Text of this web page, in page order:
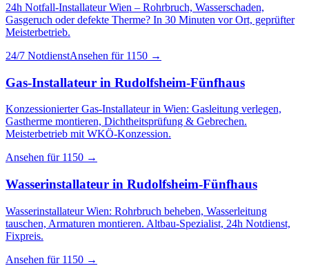
24h Notfall-Installateur Wien – Rohrbruch, Wasserschaden,
Gasgeruch oder defekte Therme? In 30 Minuten vor Ort, geprüfter
Meisterbetrieb.
24/7 NotdienstAnsehen für 1150 →
Gas-Installateur in Rudolfsheim-Fünfhaus
Konzessionierter Gas-Installateur in Wien: Gasleitung verlegen,
Gastherme montieren, Dichtheitsprüfung & Gebrechen.
Meisterbetrieb mit WKÖ-Konzession.
Ansehen für 1150 →
Wasserinstallateur in Rudolfsheim-Fünfhaus
Wasserinstallateur Wien: Rohrbruch beheben, Wasserleitung
tauschen, Armaturen montieren. Altbau-Spezialist, 24h Notdienst,
Fixpreis.
Ansehen für 1150 →